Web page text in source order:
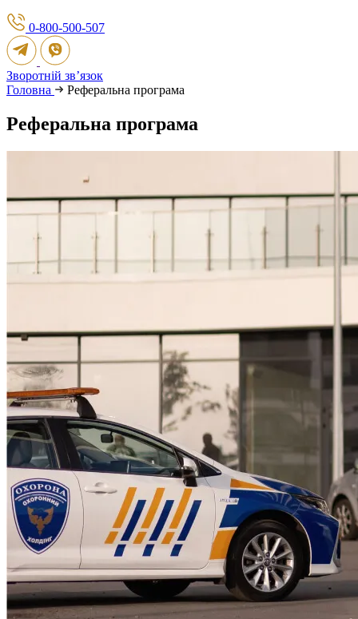
0-800-500-507
Зворотній зв’язок
Головна
Реферальна програма
Реферальна програма